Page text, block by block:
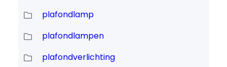
plafondlamp
plafondlampen
plafondverlichting